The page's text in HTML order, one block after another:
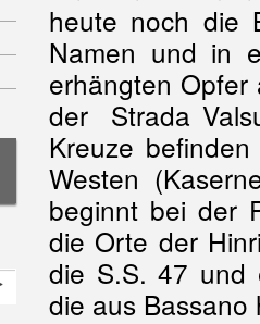
heute noch die
Namen und in
erhängten
der Strada
Kreuze
Westen
beginnt bei der
die Orte der
die S.S. 47 und
die aus